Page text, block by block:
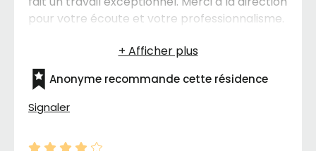
pour votre écoute et votre professionnalisme.
en remercie encore et encore.
Anonyme recommande cette résidence
Signaler